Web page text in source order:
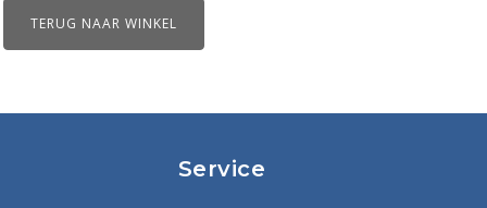
TERUG NAAR WINKEL
Service